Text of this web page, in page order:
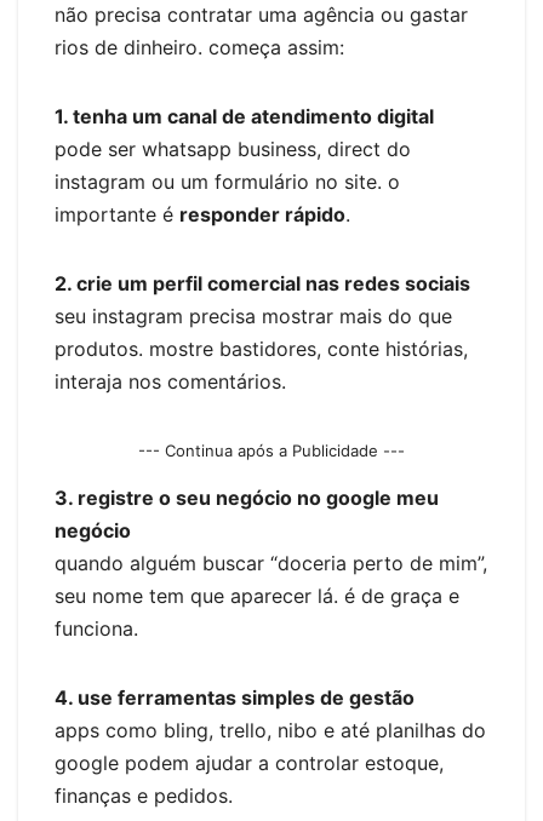
não precisa contratar uma agência ou gastar
rios de dinheiro. começa assim:
1. tenha um canal de atendimento digital
pode ser whatsapp business, direct do
instagram ou um formulário no site. o
importante é responder rápido.
2. crie um perfil comercial nas redes sociais
seu instagram precisa mostrar mais do que
produtos. mostre bastidores, conte histórias,
interaja nos comentários.
--- Continua após a Publicidade ---
3. registre o seu negócio no google meu
negócio
quando alguém buscar “doceria perto de mim”,
seu nome tem que aparecer lá. é de graça e
funciona.
4. use ferramentas simples de gestão
apps como bling, trello, nibo e até planilhas do
google podem ajudar a controlar estoque,
finanças e pedidos.